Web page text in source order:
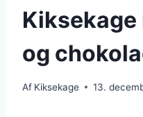
og
Af Kiksekage 13.